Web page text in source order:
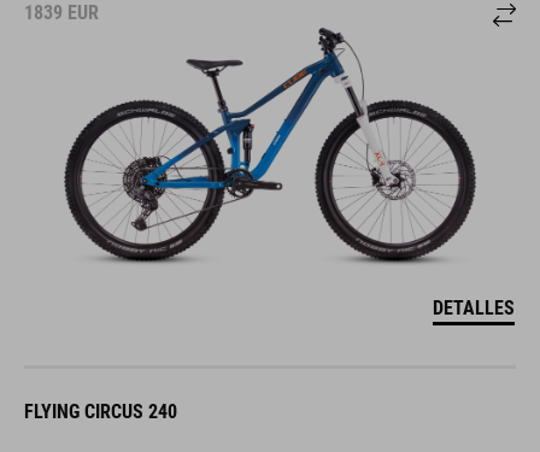
1839 EUR
DETALLES
FLYING CIRCUS 240